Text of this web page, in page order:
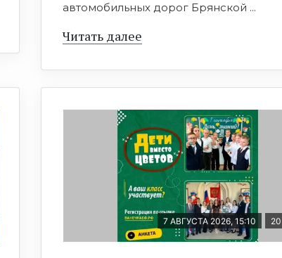
автомобильных дорог Брянской ...
Читать далее
7 АВГУСТА 2026, 15:10 20